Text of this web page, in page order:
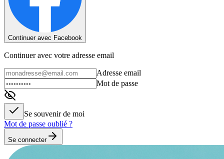
Continuer avec Facebook
Continuer avec votre adresse email
Adresse email
Mot de passe
Se souvenir de moi
Mot de passe oublié ?
Se connecter